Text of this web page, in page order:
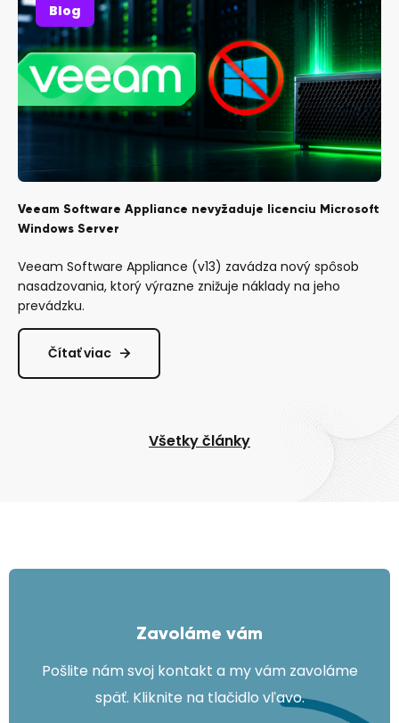
Blog
Veeam Software Appliance nevyžaduje licenciu Microsoft
Windows Server
Veeam Software Appliance (v13) zavádza nový spôsob
nasadzovania, ktorý výrazne znižuje náklady na jeho
prevádzku.
Čítať viac
Všetky články
Zavoláme vám
Pošlite nám svoj kontakt a my vám zavoláme
späť. Kliknite na tlačidlo vľavo.